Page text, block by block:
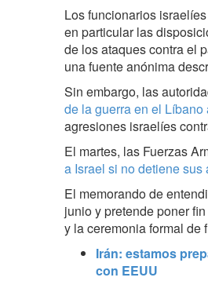
Los funcionarios
en particular las
de los ataques contra el
una fuente anónima
Sin embargo, las
de la guerra en el
agresiones israelíes
El martes, las Fuerzas
a Israel si no detiene
El memorando de
junio y pretende poner
y la ceremonia formal de
Irán: estamos
con EEUU